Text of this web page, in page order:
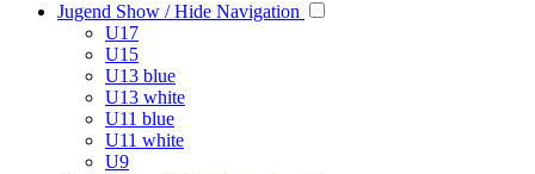
Jugend Show / Hide Navigation
U17
U15
U13 blue
U13 white
U11 blue
U11 white
U9